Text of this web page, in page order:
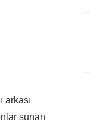
arkası
sunan